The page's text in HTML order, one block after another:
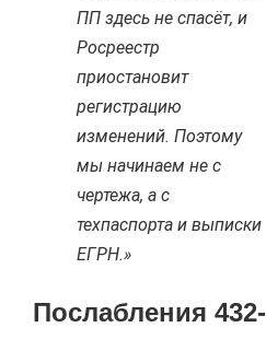
ПП здесь не спасёт, и
Росреестр
приостановит
регистрацию
изменений. Поэтому
мы начинаем не с
чертежа, а с
техпаспорта и выписки
ЕГРН.»
Послабления 432-